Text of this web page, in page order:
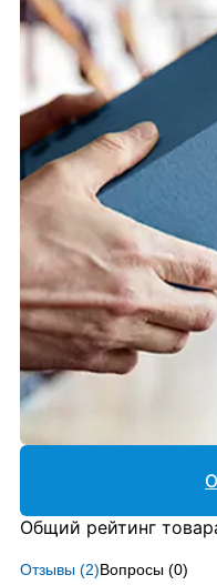
Отзывы (2)Вопросы (0)
Общий рейтинг